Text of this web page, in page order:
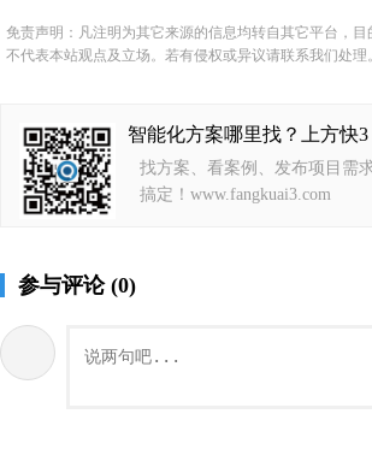
免责声明：凡注明为其它来源的信息均转自其它平台，
不代表本站观点及立场。若有侵权或异议请联系我们处理。
智能化方案哪里找？上方快3
找方案、看案例、发布项目需
搞定！www.fangkuai3.com
参与评论 (0)